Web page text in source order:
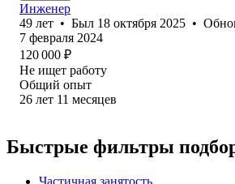
Инженер
49 лет • Был 18 октября 2025 •
7 февраля 2024
120 000 ₽
Не ищет работу
Общий опыт
26 лет 11 месяцев
Быстрые фильтры
Частичная занятость